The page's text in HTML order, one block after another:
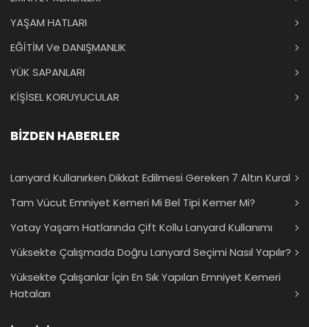
YAŞAM HATLARI
EĞİTİM Ve DANIŞMANLIK
YÜK SAPANLARI
KİŞİSEL KORUYUCULAR
BİZDEN HABERLER
Lanyard Kullanırken Dikkat Edilmesi Gereken 7 Altın Kural
Tam Vücut Emniyet Kemeri Mi Bel Tipi Kemer Mi?
Yatay Yaşam Hatlarında Çift Kollu Lanyard Kullanımı
Yüksekte Çalışmada Doğru Lanyard Seçimi Nasıl Yapılır?
Yüksekte Çalışanlar İçin En Sık Yapılan Emniyet Kemeri
Hataları